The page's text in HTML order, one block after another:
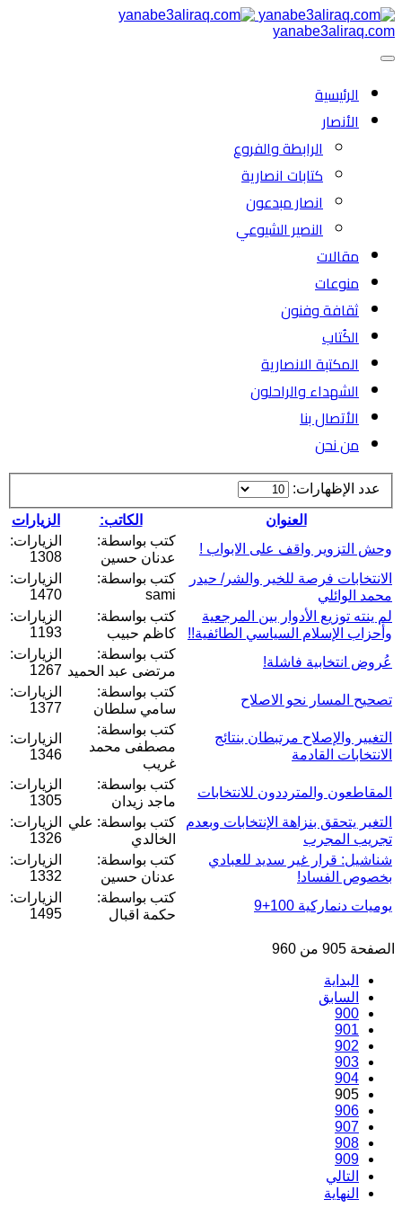
yanabe3aliraq.com
الرئیسية
الأنصار
الرابطة والفروع
كتابات انصارية
انصار مبدعون
النصیر الشیوعي
مقالات
منوعات
ثقافة وفنون
الكُتاب
المكتبة الانصارية
الشهداء والراحلون
الأتصال بنا
من نحن
عدد الإظهارات:
العنوان الكاتب:
الزيارات
وحش التزوير واقف على الابواب !
كتب بواسطة:
عدنان حسين
الزيارات:
1308
الانتخابات فرصة للخير والشر/ حيدر
محمد الوائلي
كتب بواسطة:
sami
الزيارات:
1470
لم ينته توزيع الأدوار بين المرجعية
وأحزاب الإسلام السياسي الطائفية!!
كتب بواسطة:
كاظم حبيب
الزيارات:
1193
عُروض انتخابية فاشلة!
كتب بواسطة:
مرتضى عبد الحميد
الزيارات:
1267
تصحيح المسار نحو الاصلاح
كتب بواسطة:
سامي سلطان
الزيارات:
1377
التغيير والإصلاح مرتبطان بنتائج
الانتخابات القادمة
كتب بواسطة:
مصطفى محمد
غريب
الزيارات:
1346
المقاطعون والمترددون للانتخابات
كتب بواسطة:
ماجد زيدان
الزيارات:
1305
التغير يتحقق بنزاهة الإنتخابات وبعدم
تجريب المجرب
كتب بواسطة: علي
الخالدي
الزيارات:
1326
شناشيل: قرار غير سديد للعبادي
بخصوص الفساد!
كتب بواسطة:
عدنان حسين
الزيارات:
1332
يوميات دنماركية 100+9
كتب بواسطة:
حكمة اقبال
الزيارات:
1495
الصفحة 905 من 960
البداية
السابق
900
901
902
903
904
905
906
907
908
909
التالي
النهاية